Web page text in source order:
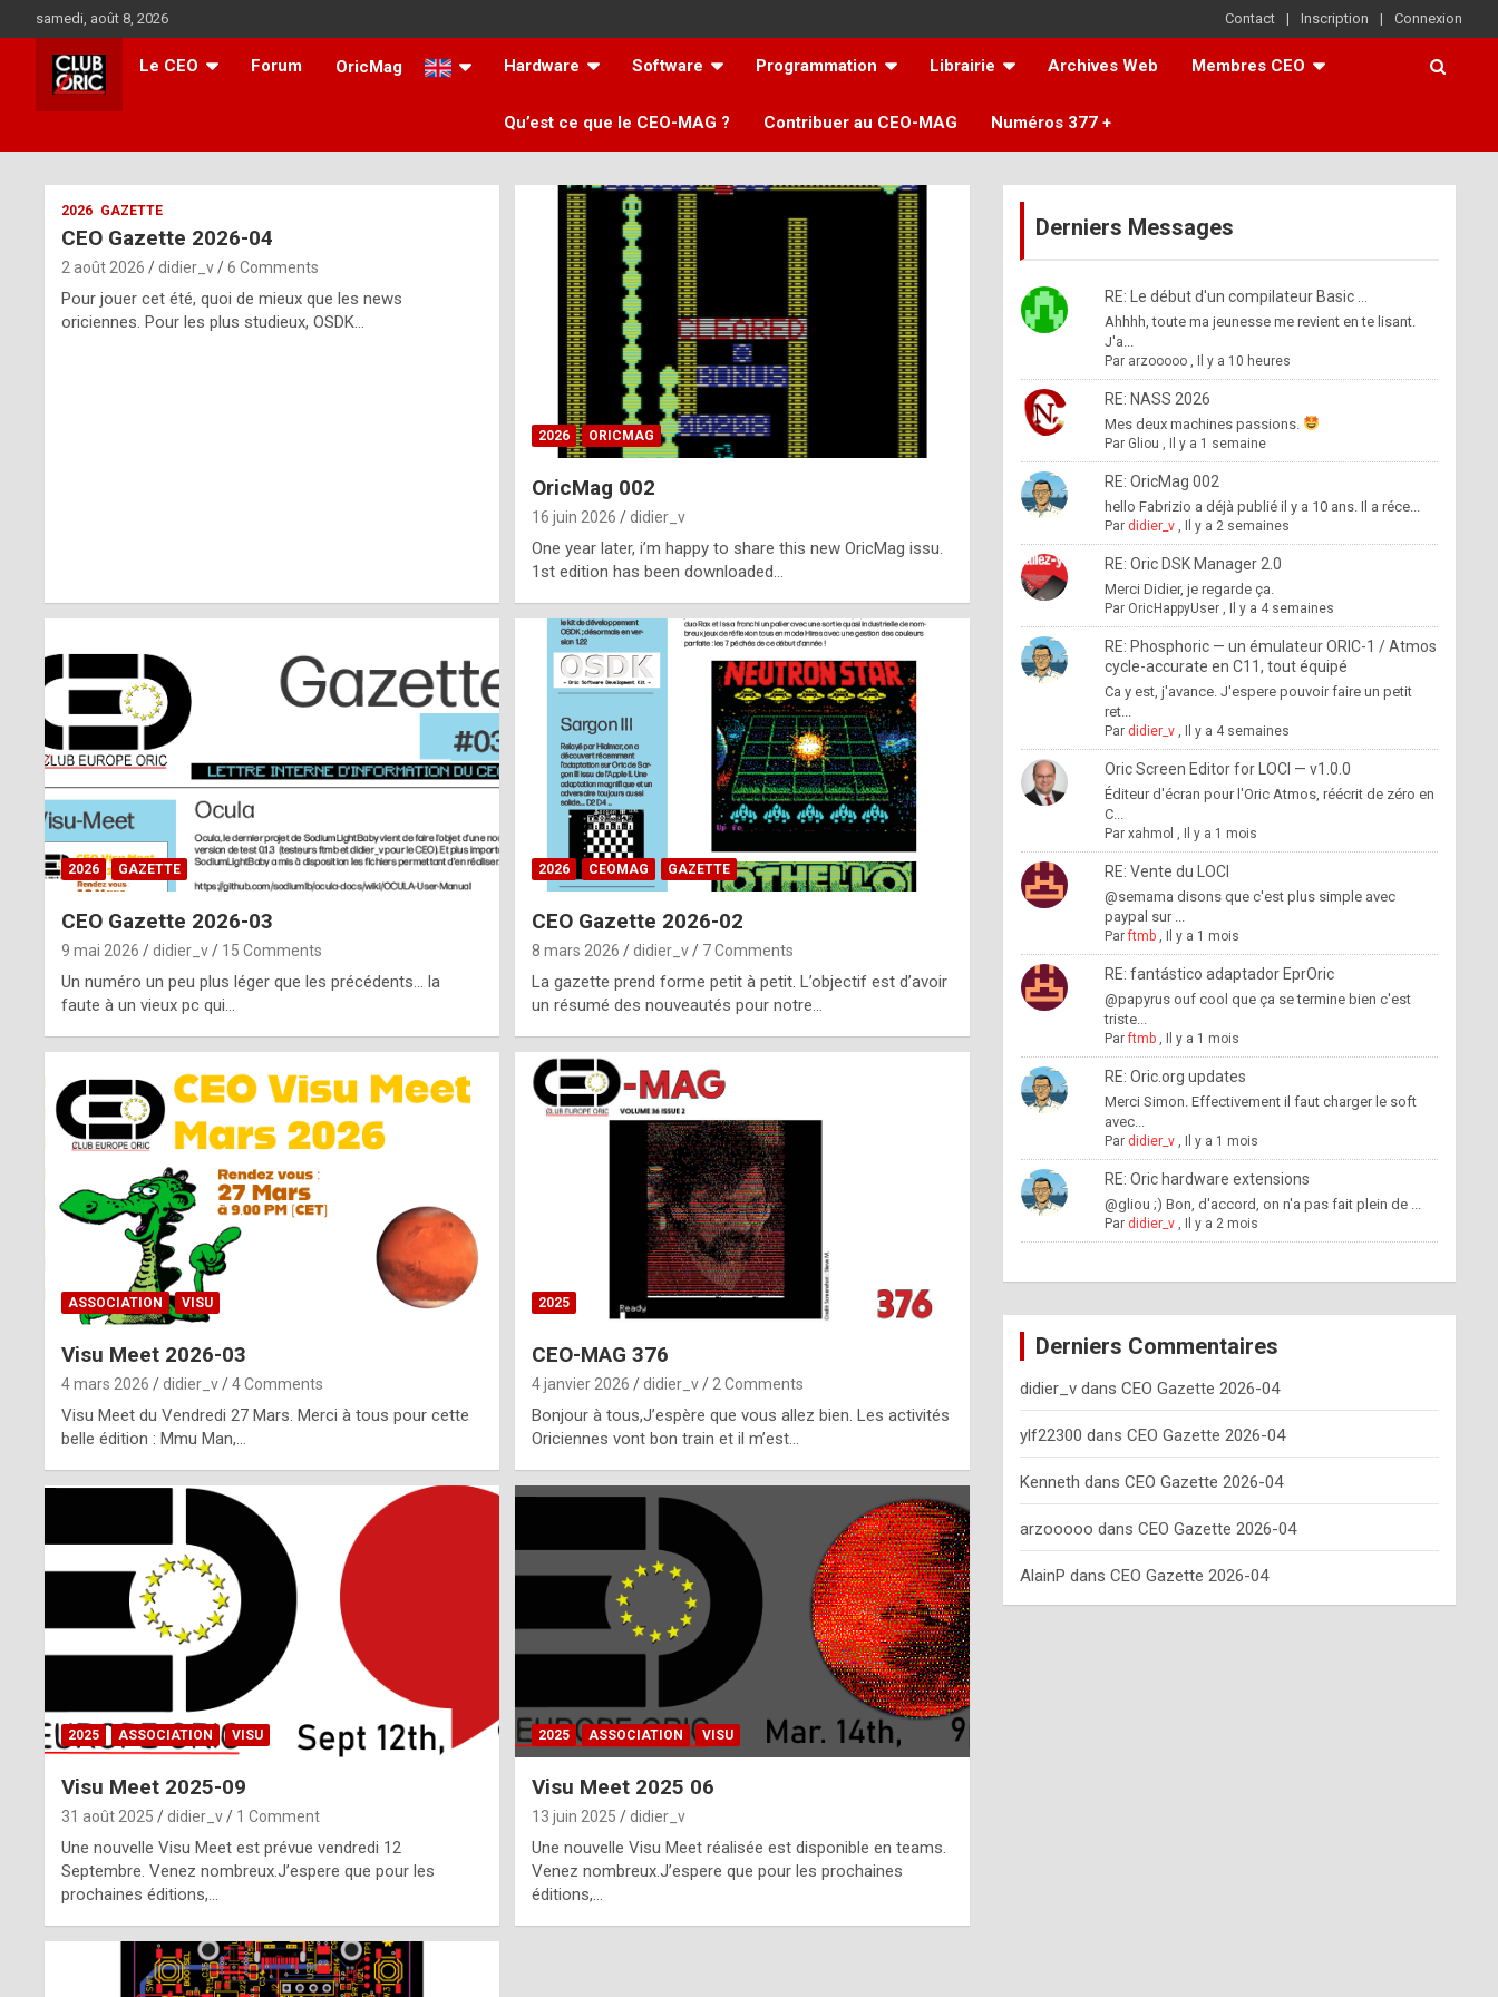
to
content
samedi, août 8, 2026 Contact Inscription Connexion
Le CEO Forum OricMag Hardware Software Programmation Librairie Archives Web Membres CEO
Qu’est ce que le CEO-MAG ? Contribuer au CEO-MAG Numéros 377 +
ff
m
2026 GAZETTE
CEO Gazette 2026-04
2 août 2026 didier_v 6 Comments
Pour jouer cet été, quoi de mieux que les news
oriciennes. Pour les plus studieux, OSDK…
2026 ORICMAG
OricMag 002
16 juin 2026 didier_v
One year later, i’m happy to share this new OricMag issu.
1st edition has been downloaded…
2026 GAZETTE
CEO Gazette 2026-03
9 mai 2026 didier_v 15 Comments
Un numéro un peu plus léger que les précédents… la
faute à un vieux pc qui…
2026 CEOMAG GAZETTE
CEO Gazette 2026-02
8 mars 2026 didier_v 7 Comments
La gazette prend forme petit à petit. L’objectif est d’avoir
un résumé des nouveautés pour notre…
ASSOCIATION VISU
Visu Meet 2026-03
4 mars 2026 didier_v 4 Comments
Visu Meet du Vendredi 27 Mars. Merci à tous pour cette
belle édition : Mmu Man,…
2025
CEO-MAG 376
4 janvier 2026 didier_v 2 Comments
Bonjour à tous,J’espère que vous allez bien. Les activités
Oriciennes vont bon train et il m’est…
2025 ASSOCIATION VISU
Visu Meet 2025-09
31 août 2025 didier_v 1 Comment
Une nouvelle Visu Meet est prévue vendredi 12
Septembre. Venez nombreux.J’espere que pour les
prochaines éditions,…
2025 ASSOCIATION VISU
Visu Meet 2025 06
13 juin 2025 didier_v
Une nouvelle Visu Meet réalisée est disponible en teams.
Venez nombreux.J’espere que pour les prochaines
éditions,…
Derniers Messages
RE: Le début d'un compilateur Basic ...
Ahhhh, toute ma jeunesse me revient en te lisant.
J'a...
Par arzooooo, Il y a 10 heures
RE: NASS 2026
Mes deux machines passions.
Par Gliou , Il y a 1 semaine
RE: OricMag 002
hello Fabrizio a déjà publié il y a 10 ans. Il a réce...
Par didier_v, Il y a 2 semaines
RE: Oric DSK Manager 2.0
Merci Didier, je regarde ça.
Par OricHappyUser, Il y a 4 semaines
RE: Phosphoric — un émulateur ORIC-1 / Atmos
cycle-accurate en C11, tout équipé
Ca y est, j'avance. J'espere pouvoir faire un petit
ret...
Par didier_v, Il y a 4 semaines
Oric Screen Editor for LOCI — v1.0.0
Éditeur d'écran pour l'Oric Atmos, réécrit de zéro en
C...
Par xahmol , Il y a 1 mois
RE: Vente du LOCI
@semama disons que c'est plus simple avec
paypal sur ...
Parftmb, Il y a 1 mois
RE: fantástico adaptador EprOric
@papyrus ouf cool que ça se termine bien c'est
triste...
Parftmb, Il y a 1 mois
RE: Oric.org updates
Merci Simon. Effectivement il faut charger le soft
avec...
Par didier_v, Il y a 1 mois
RE: Oric hardware extensions
@gliou ;) Bon, d'accord, on n'a pas fait plein de ...
Par didier_v, Il y a 2 mois
Derniers Commentaires
didier_vdans CEO Gazette 2026-04
ylf22300 dans CEO Gazette 2026-04
Kenneth dans CEO Gazette 2026-04
arzooooo dans CEO Gazette 2026-04
AlainP dans CEO Gazette 2026-04